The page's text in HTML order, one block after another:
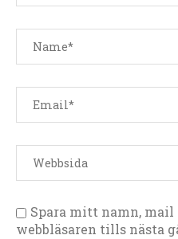
Spara mitt namn, mail
webbläsaren tills nästa